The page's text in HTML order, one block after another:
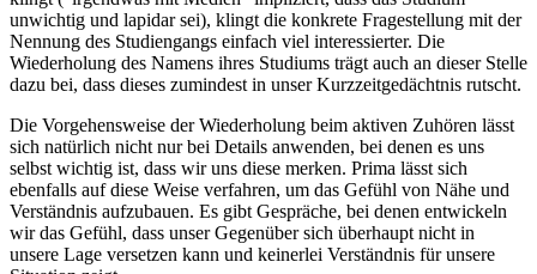
unwichtig und lapidar sei), klingt die konkrete Fragestellung mit der
Nennung des Studiengangs einfach viel interessierter. Die
Wiederholung des Namens ihres Studiums trägt auch an dieser Stelle
dazu bei, dass dieses zumindest in unser Kurzzeitgedächtnis rutscht.
Die Vorgehensweise der Wiederholung beim aktiven Zuhören lässt
sich natürlich nicht nur bei Details anwenden, bei denen es uns
selbst wichtig ist, dass wir uns diese merken. Prima lässt sich
ebenfalls auf diese Weise verfahren, um das Gefühl von Nähe und
Verständnis aufzubauen. Es gibt Gespräche, bei denen entwickeln
wir das Gefühl, dass unser Gegenüber sich überhaupt nicht in
unsere Lage versetzen kann und keinerlei Verständnis für unsere